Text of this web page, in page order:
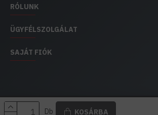
Db KOSÁRBA
RÓLUNK
ÜGYFÉLSZOLGÁLAT
SAJÁT FIÓK
EH IMPEX / Copyright © 1991-2025